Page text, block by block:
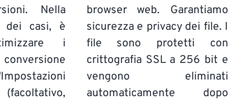
Nella
dei casi, è
i
browser web. Garantiamo
sicurezza e privacy dei file. I
file sono protetti con
crittografia SSL a 256 bit e
vengono eliminati
automaticamente dopo